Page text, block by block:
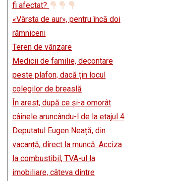
fi afectat?
«Vârsta de aur», pentru încă doi
râmniceni
Teren de vânzare
Medicii de familie, decontare
peste plafon, dacă țin locul
colegilor de breaslă
În arest, după ce și-a omorât
câinele aruncându-l de la etajul 4
Deputatul Eugen Neață, din
vacanță, direct la muncă. Acciza
la combustibil, TVA-ul la
imobiliare, câteva dintre